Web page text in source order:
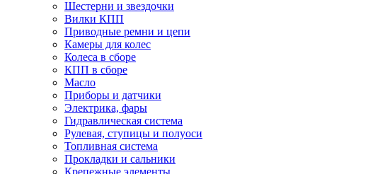
Шестерни и звездочки
Вилки КПП
Приводные ремни и цепи
Камеры для колес
Колеса в сборе
КПП в сборе
Масло
Приборы и датчики
Электрика, фары
Гидравлическая система
Рулевая, ступицы и полуоси
Топливная система
Прокладки и сальники
Крепежные элементы